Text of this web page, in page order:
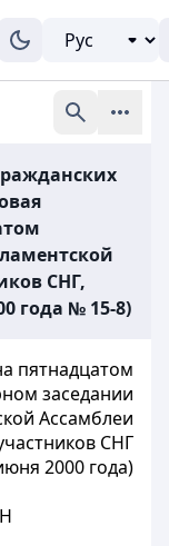
СНГ,
года № 15-8)
пятнадцатом
заседании
Ассамблеи
СНГ
2000 года)